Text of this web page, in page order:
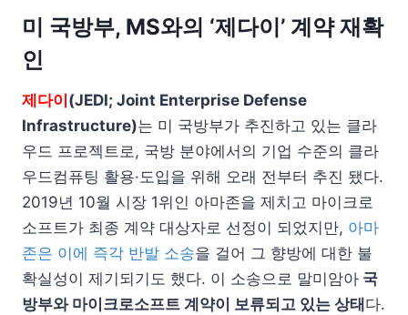
미 국방부, MS와의 ‘제다이’ 계약 재확
인
제다이 (JEDI; Joint Enterprise Defense
Infrastructure)는 미 국방부가 추진하고 있는 클라
우드 프로젝트로, 국방 분야에서의 기업 수준의 클라
우드컴퓨팅 활용·도입을 위해 오래 전부터 추진 됐다.
2019년 10월 시장 1위인 아마존을 제치고 마이크로
소프트가 최종 계약 대상자로 선정이 되었지만, 아마
존은 이에 즉각 반발 소송을 걸어 그 향방에 대한 불
확실성이 제기되기도 했다. 이 소송으로 말미암아 국
방부와 마이크로소프트 계약이 보류되고 있는 상태 다.